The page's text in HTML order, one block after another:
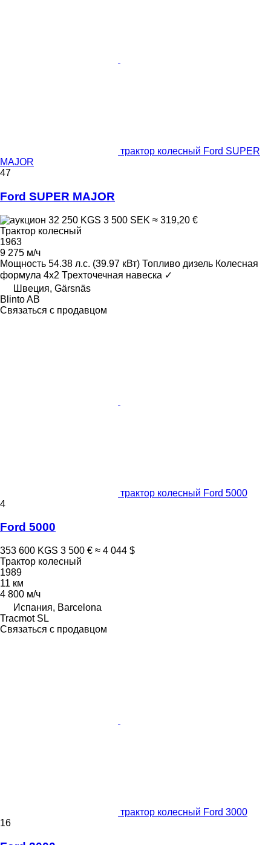
трактор колесный Ford SUPER
MAJOR
47
Ford SUPER MAJOR
32 250 KGS 3 500 SEK ≈ 319,20 €
Трактор колесный
1963
9 275 м/ч
Мощность 54.38 л.с. (39.97 кВт) Топливо дизель Колесная
формула 4x2 Трехточечная навеска ✓
Швеция, Gärsnäs
Blinto AB
Связаться с продавцом
трактор колесный Ford 5000
4
Ford 5000
353 600 KGS 3 500 € ≈ 4 044 $
Трактор колесный
1989
11 км
4 800 м/ч
Испания, Barcelona
Tracmot SL
Связаться с продавцом
трактор колесный Ford 3000
16